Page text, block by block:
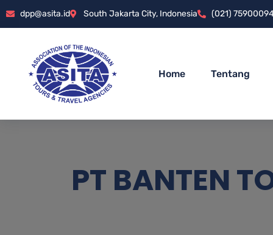
dpp@asita.id South Jakarta City, Indonesia (021)
Home Tentang
PT BANTEN